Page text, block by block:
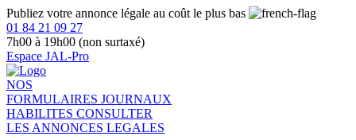
Publiez votre annonce légale au coût le plus bas
01 84 21 09 27
7h00 à 19h00 (non surtaxé)
Espace JAL-Pro
NOS
FORMULAIRES JOURNAUX
HABILITES CONSULTER
LES ANNONCES LEGALES